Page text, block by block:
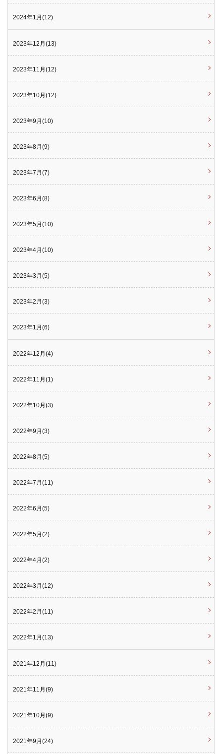
2024年1月(12)
2023年12月(13)
2023年11月(12)
2023年10月(12)
2023年9月(10)
2023年8月(9)
2023年7月(7)
2023年6月(8)
2023年5月(10)
2023年4月(10)
2023年3月(5)
2023年2月(3)
2023年1月(6)
2022年12月(4)
2022年11月(1)
2022年10月(3)
2022年9月(3)
2022年8月(5)
2022年7月(11)
2022年6月(5)
2022年5月(2)
2022年4月(2)
2022年3月(12)
2022年2月(11)
2022年1月(13)
2021年12月(11)
2021年11月(9)
2021年10月(9)
2021年9月(24)